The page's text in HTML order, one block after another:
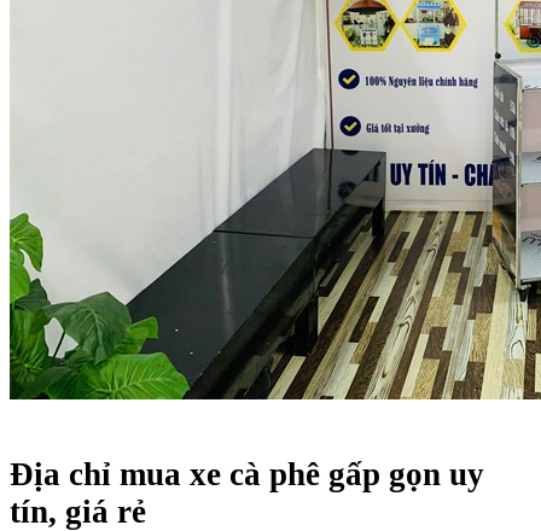
Địa chỉ mua xe cà phê gấp gọn uy
tín, giá rẻ